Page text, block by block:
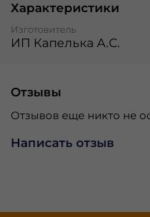
Характеристики
Изготовитель
ИП Капелька А.С.
Отзывы
Отзывов еще никто не
Написать отзыв